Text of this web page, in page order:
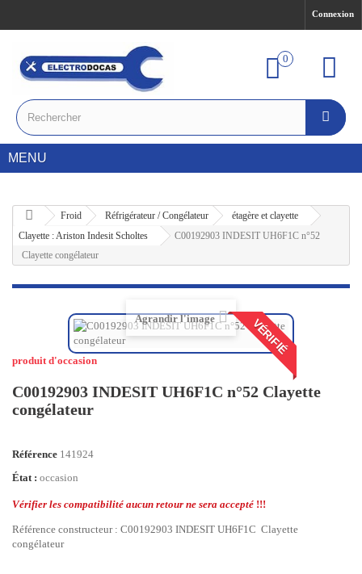
Connexion
0
MENU
Froid Réfrigérateur / Congélateur
étagère et clayette
Clayette : Ariston Indesit Scholtes
C00192903 INDESIT UH6F1C n°52
Clayette congélateur
VÉRIFIÉ
Agrandir l'image
produit d'occasion
C00192903 INDESIT UH6F1C n°52 Clayette
congélateur
Référence 141924
État : occasion
Vérifier les compatibilité aucun retour ne sera accepté !!!
Référence constructeur : C00192903 INDESIT UH6F1C Clayette
congélateur